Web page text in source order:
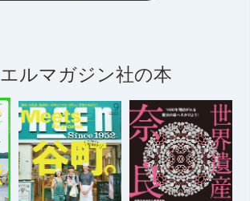
エルマガジン社の本